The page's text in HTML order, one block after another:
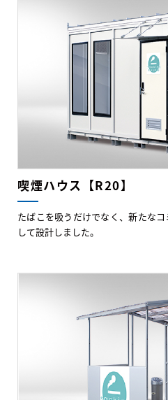
喫煙ハウス【R20】
たばこを吸うだけでなく、新たな
して設計しました。